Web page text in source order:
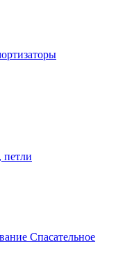
Спасательное